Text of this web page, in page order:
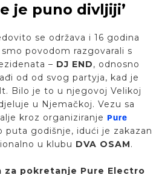
je puno divljiji’
se održava i 16 godina
povodom razgovarali s
– DJ END, odnosno
od od svog partyja, kad je
Bilo je to u njegovoj Velikoj
u Njemačkoj. Vezu sa
kroz organiziranje Pure
puta godišnje, idući je zakazan
u klubu DVA OSAM.
za pokretanje Pure Electro